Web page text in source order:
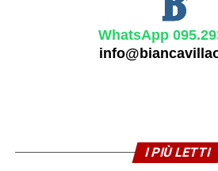
WhatsApp
I PIÙ LETTI